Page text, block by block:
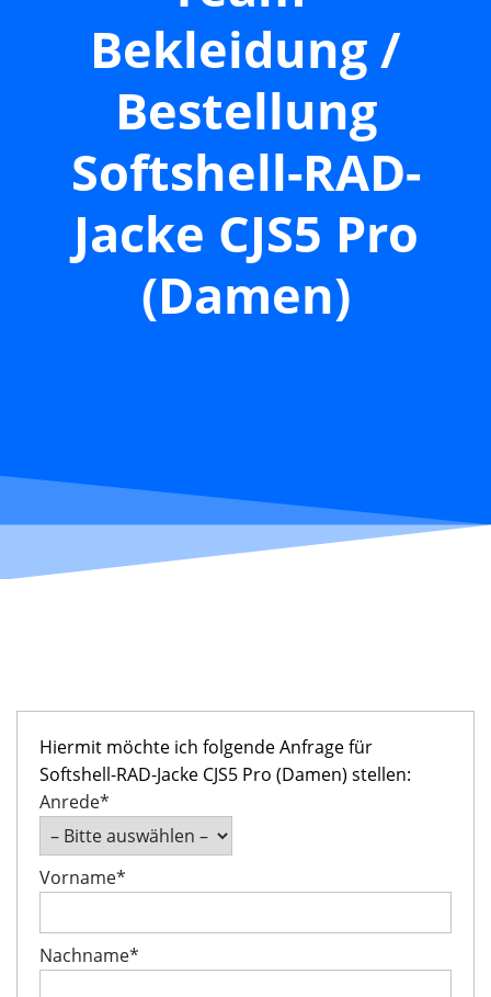
Bekleidung /
Bestellung
Softshell-RAD-
Jacke CJS5 Pro
(Damen)
Hiermit möchte ich folgende Anfrage für
Softshell-RAD-Jacke CJS5 Pro (Damen) stellen:
Anrede*
Vorname*
Nachname*